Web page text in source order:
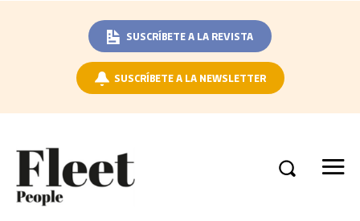
SUSCRÍBETE A LA REVISTA
SUSCRÍBETE A LA NEWSLETTER